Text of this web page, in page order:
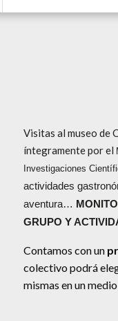
Visitas al museo de
íntegramente por el
Investigaciones
actividades
aventura…
GRUPO Y
Contamos con un
colectivo podrá
mismas en un